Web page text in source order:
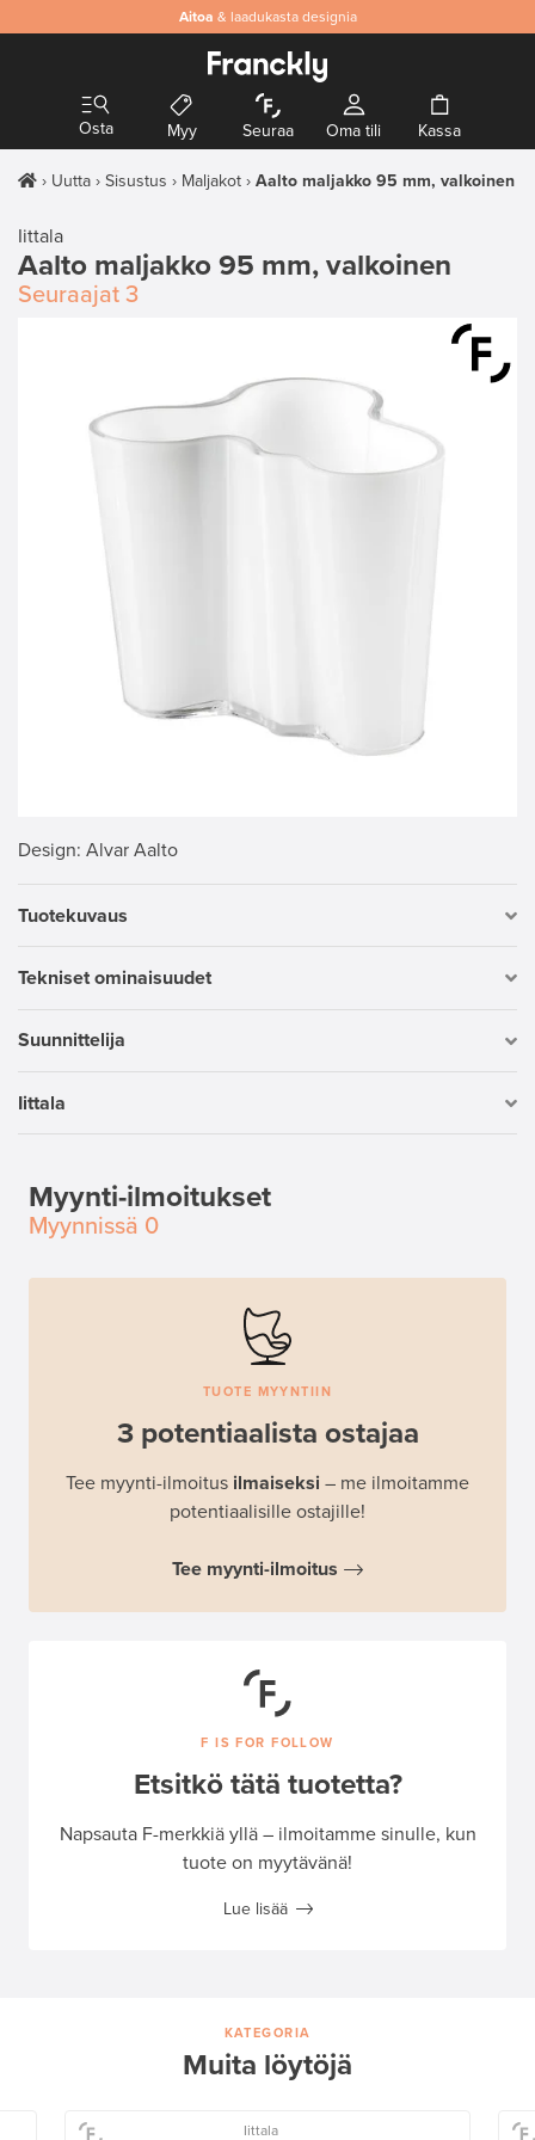
Aitoa & laadukasta designia
Osta Myy Seuraa Oma tili Kassa
Uutta Sisustus Maljakot Aalto maljakko 95 mm, valkoinen
Iittala
Aalto maljakko 95 mm, valkoinen
Seuraajat 3
Design: Alvar Aalto
Tuotekuvaus
Tekniset ominaisuudet
Suunnittelija
Iittala
Myynti-ilmoitukset
Myynnissä 0
TUOTE MYYNTIIN
3 potentiaalista ostajaa
Tee myynti-ilmoitus ilmaiseksi – me ilmoitamme
potentiaalisille ostajille!
Tee myynti-ilmoitus
F IS FOR FOLLOW
Etsitkö tätä tuotetta?
Napsauta F-merkkiä yllä – ilmoitamme sinulle, kun
tuote on myytävänä!
Lue lisää
KATEGORIA
Muita löytöjä
Iittala